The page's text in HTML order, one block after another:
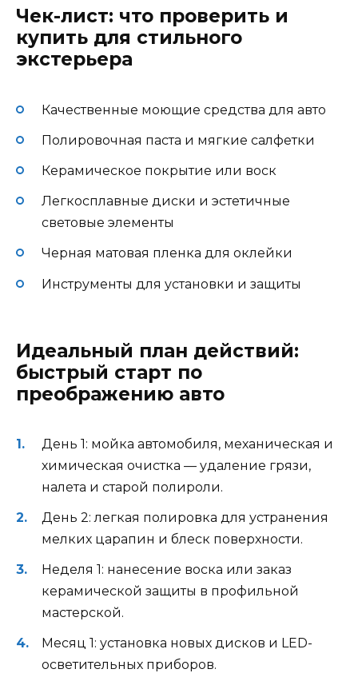
Чек-лист: что проверить и
купить для стильного
экстерьера
Качественные моющие средства для авто
Полировочная паста и мягкие салфетки
Керамическое покрытие или воск
Легкосплавные диски и эстетичные
световые элементы
Черная матовая пленка для оклейки
Инструменты для установки и защиты
Идеальный план действий:
быстрый старт по
преображению авто
День 1: мойка автомобиля, механическая и
химическая очистка — удаление грязи,
налета и старой полироли.
День 2: легкая полировка для устранения
мелких царапин и блеск поверхности.
Неделя 1: нанесение воска или заказ
керамической защиты в профильной
мастерской.
Месяц 1: установка новых дисков и LED-
осветительных приборов.